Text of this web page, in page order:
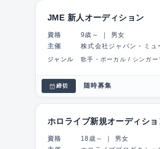
JME 新人オーディション
資格 9歳～ ｜ 男女
主催
株式会社ジャパン・ミュ
ジャンル 歌手・ボーカル / シンガ
締切 随時募集
ホロライブ新規オーディショ
資格 18歳～ ｜ 男女